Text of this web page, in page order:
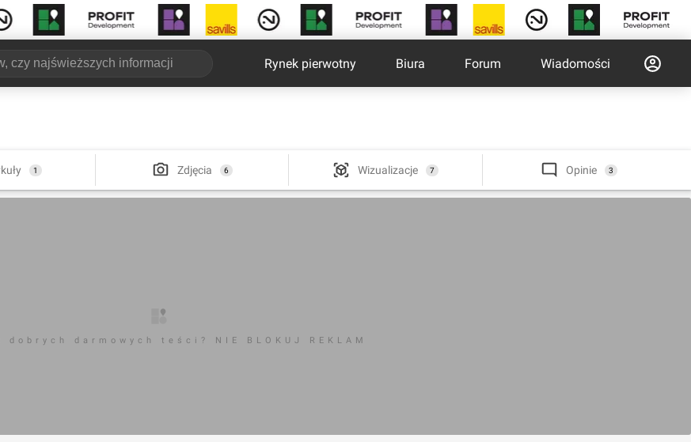
Rynek pierwotny Biura Forum Wiadomości
1 Zdjęcia 6 Wizualizacje 7 Opinie 3
dobrych darmowych teści? NIE BLOKUJ REKLAM